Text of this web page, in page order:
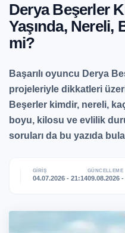
Derya Beşerler
Yaşında, Nereli,
mi?
Başarılı oyuncu Derya
projeleriyle dikkatleri
Beşerler kimdir, nereli,
boyu, kilosu ve evlilik
soruları da bu yazıda
GİRİŞ
04.07.2026 - 21:14
GÜNCELLEME
09.08.2026